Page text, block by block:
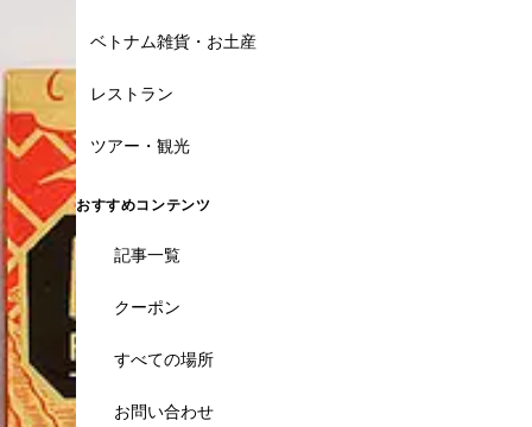
ベトナム雑貨・お土産
レストラン
ツアー・観光
おすすめコンテンツ
記事一覧
クーポン
すべての場所
お問い合わせ